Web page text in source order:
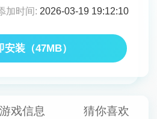
加时间: 2026-03-19 19:12:10
安装（47MB）
游戏信息 猜你喜欢